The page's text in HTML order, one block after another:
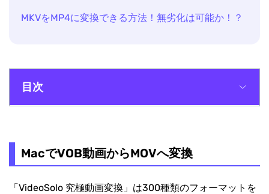
MKVをMP4に変換できる方法！無劣化は可能か！？
目次
MacでVOB動画からMOVへ変換
「VideoSolo 究極動画変換」は300種類のフォーマットを